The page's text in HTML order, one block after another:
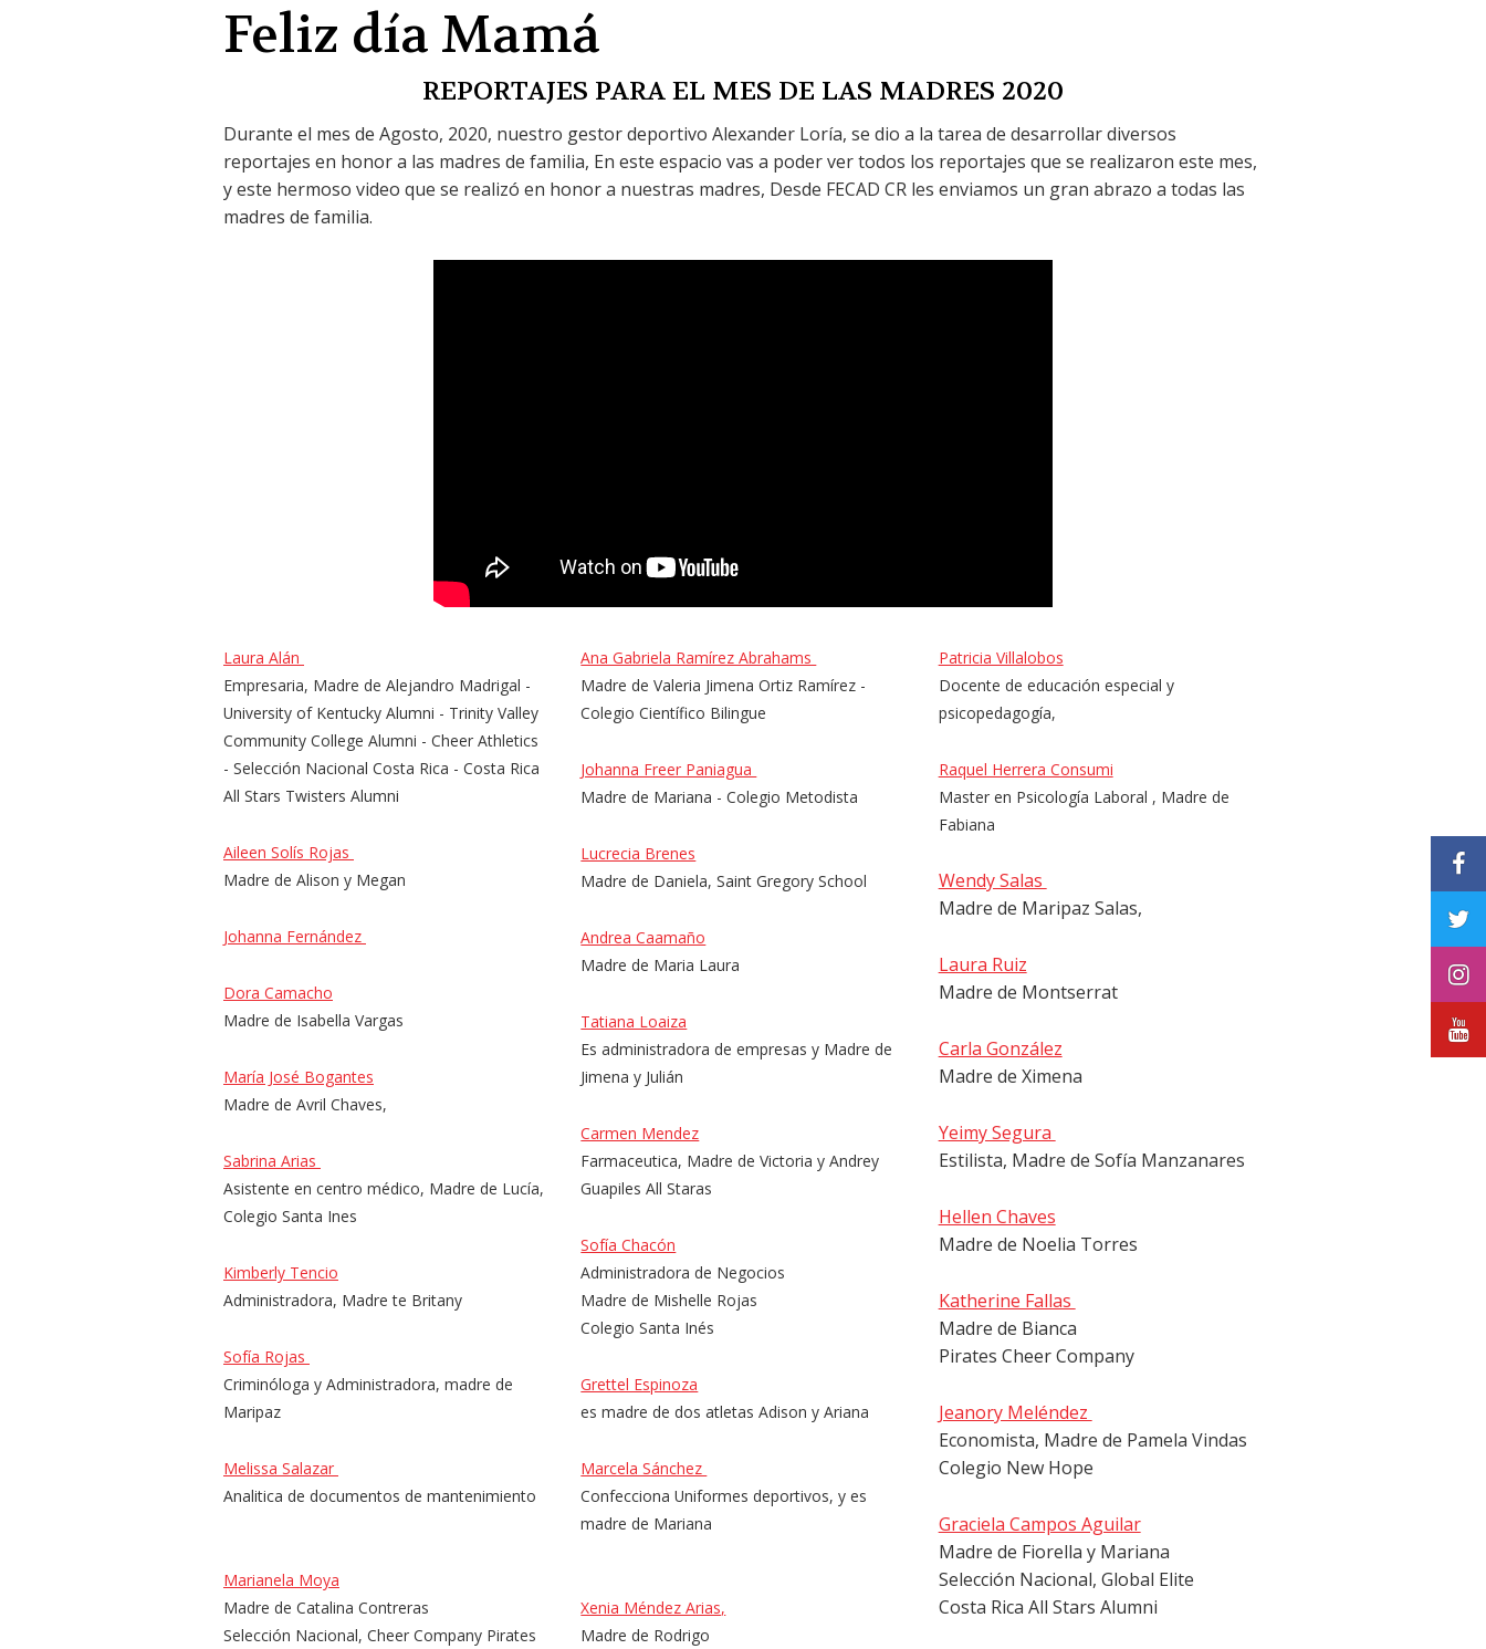
Feliz día Mamá
REPORTAJES PARA EL MES DE LAS MADRES 2020
Durante el mes de Agosto, 2020, nuestro gestor deportivo Alexander Loría, se dio a la tarea de desarrollar diversos
reportajes en honor a las madres de familia, En este espacio vas a poder ver todos los reportajes que se realizaron este mes,
y este hermoso video que se realizó en honor a nuestras madres, Desde FECAD CR les enviamos un gran abrazo a todas las
madres de familia.
Laura Alán
Empresaria, Madre de Alejandro Madrigal -
University of Kentucky Alumni - Trinity Valley
Community College Alumni - Cheer Athletics
- Selección Nacional Costa Rica - Costa Rica
All Stars Twisters Alumni
Aileen Solís Rojas
Madre de Alison y Megan
Johanna Fernández
Dora Camacho
Madre de Isabella Vargas
María José Bogantes
Madre de Avril Chaves,
Sabrina Arias
Asistente en centro médico, Madre de Lucía,
Colegio Santa Ines
Kimberly Tencio
Administradora, Madre te Britany
Sofía Rojas
Criminóloga y Administradora, madre de
Maripaz
Melissa Salazar
Analitica de documentos de mantenimiento
Marianela Moya
Madre de Catalina Contreras
Selección Nacional, Cheer Company Pirates
Ana Gabriela Ramírez Abrahams
Madre de Valeria Jimena Ortiz Ramírez -
Colegio Científico Bilingue
Johanna Freer Paniagua
Madre de Mariana - Colegio Metodista
Lucrecia Brenes
Madre de Daniela, Saint Gregory School
Andrea Caamaño
Madre de Maria Laura
Tatiana Loaiza
Es administradora de empresas y Madre de
Jimena y Julián
Carmen Mendez
Farmaceutica, Madre de Victoria y Andrey
Guapiles All Staras
Sofía Chacón
Administradora de Negocios
Madre de Mishelle Rojas
Colegio Santa Inés
Grettel Espinoza
es madre de dos atletas Adison y Ariana
Marcela Sánchez
Confecciona Uniformes deportivos, y es
madre de Mariana
Xenia Méndez Arias,
Madre de Rodrigo
Patricia Villalobos
Docente de educación especial y
psicopedagogía,
Raquel Herrera Consumi
Master en Psicología Laboral , Madre de
Fabiana
Wendy Salas
Madre de Maripaz Salas,
Laura Ruiz
Madre de Montserrat
Carla González
Madre de Ximena
Yeimy Segura
Estilista, Madre de Sofía Manzanares
Hellen Chaves
Madre de Noelia Torres
Katherine Fallas
Madre de Bianca
Pirates Cheer Company
Jeanory Meléndez
Economista, Madre de Pamela Vindas
Colegio New Hope
Graciela Campos Aguilar
Madre de Fiorella y Mariana
Selección Nacional, Global Elite
Costa Rica All Stars Alumni